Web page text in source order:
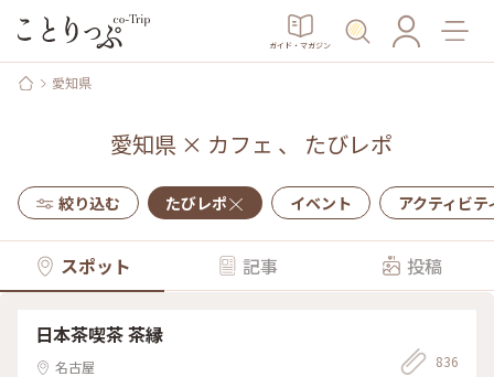
ガイド・マガジン
愛知県
愛知県 × カフェ 、 たびレポ
絞り込む たびレポ イベント アクティビテ
スポット 記事 投稿
日本茶喫茶 茶縁
名古屋
836